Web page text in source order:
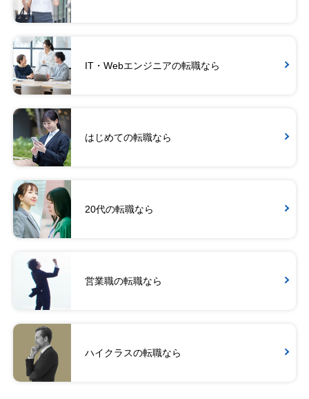
IT・Webエンジニアの転職なら
はじめての転職なら
20代の転職なら
営業職の転職なら
ハイクラスの転職なら